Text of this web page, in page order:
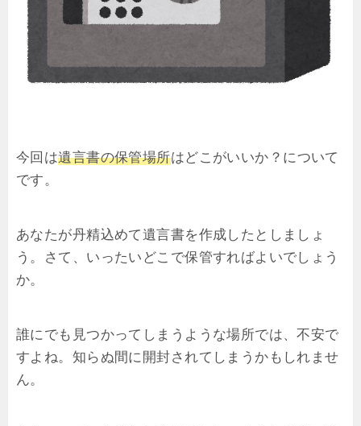
今回は遺言書の保管場所はどこがいいか？について
です。
あなたが丹精込めて遺言書を作成したとしましょ
う。さて、いったいどこで保管すればよいでしょう
か。
誰にでも見つかってしまうような場所では、不安で
すよね。知らぬ間に開封されてしまうかもしれませ
ん。